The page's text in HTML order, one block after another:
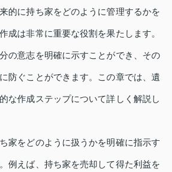
的に持ち家をどのように管理するかを
成は非常に重要な役割を果たします。
の意志を明確に示すことができ、その
防ぐことができます。この章では、遺
な作成ステップについて詳しく解説し
家をどのように扱うかを明確に指示す
例えば、持ち家を売却して得た利益を